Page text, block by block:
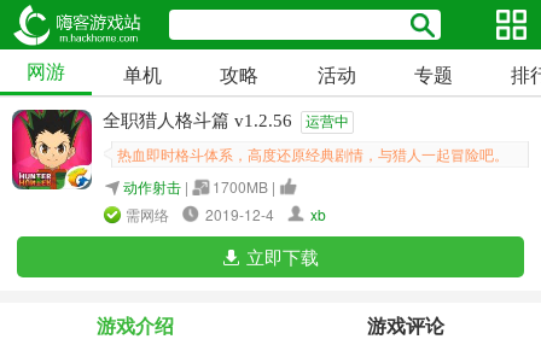
网游 单机 攻略 活动 专题 排
全职猎人格斗篇 v1.2.56 运营中
热血即时格斗体系，高度还原经典剧情，与猎人一起冒险吧。
动作射击 |
1700MB |
需网络
2019-12-4 xb
立即下载
游戏介绍 游戏评论